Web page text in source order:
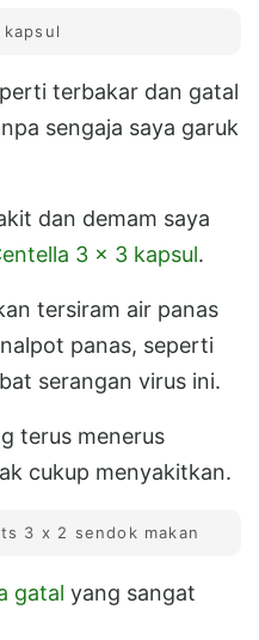
terbakar dan gatal
sengaja saya garuk
dan demam saya
3 x 3 kapsul.
tersiram air panas
panas, seperti
serangan virus ini.
terus menerus
cukup menyakitkan.
3 x 2 sendok makan
gatal yang sangat